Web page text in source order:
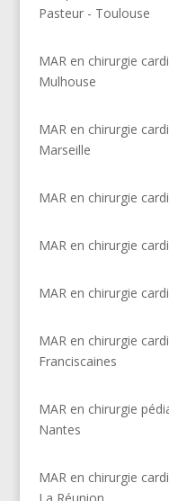
Pasteur - Toulouse
MAR en chirurgie
Mulhouse
MAR en chirurgie
Marseille
MAR en chirurgie
MAR en chirurgie
MAR en chirurgie
MAR en chirurgie
Franciscaines
MAR en chirurgie
Nantes
MAR en chirurgie
La Réunion